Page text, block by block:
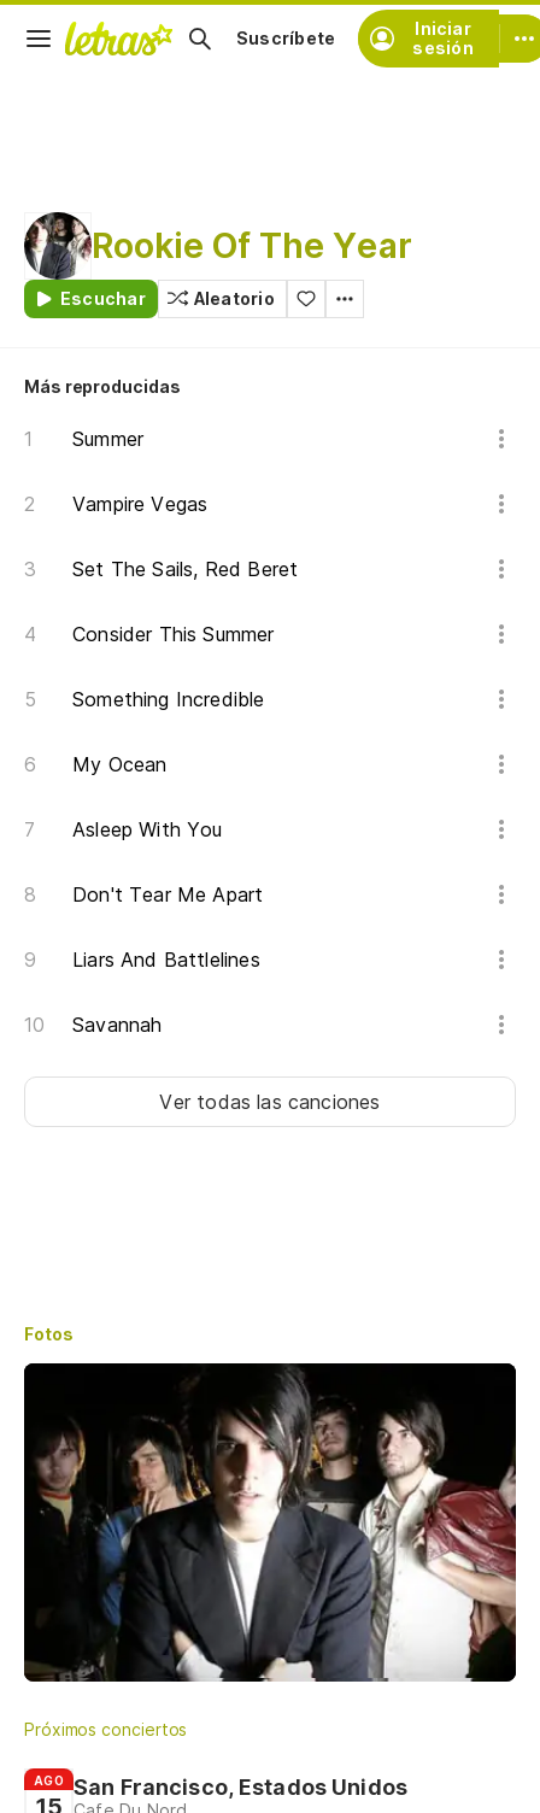
Iniciar
sesión
Suscríbete
Rookie Of The Year
Escuchar Aleatorio
Más reproducidas
Summer
Vampire Vegas
Set The Sails, Red Beret
Consider This Summer
Something Incredible
My Ocean
Asleep With You
Don't Tear Me Apart
Liars And Battlelines
Savannah
Ver todas las canciones
Fotos
Próximos conciertos
AGO
15
San Francisco, Estados Unidos